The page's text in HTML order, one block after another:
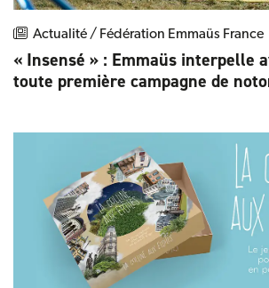
Actualité / Fédération Emmaüs France
« Insensé » : Emmaüs interpelle
toute première campagne de